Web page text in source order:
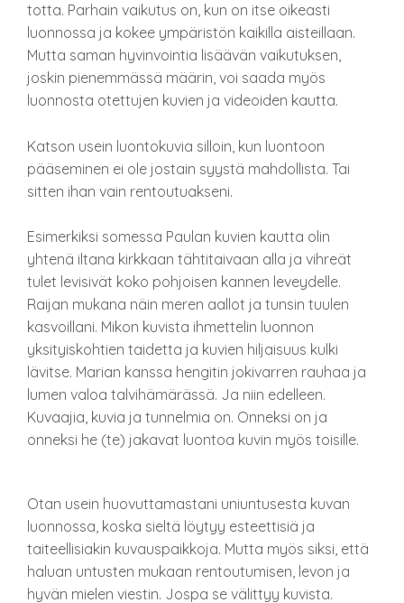
totta. Parhain vaikutus on, kun on itse oikeasti
luonnossa ja kokee ympäristön kaikilla aisteillaan.
Mutta saman hyvinvointia lisäävän vaikutuksen,
joskin pienemmässä määrin, voi saada myös
luonnosta otettujen kuvien ja videoiden kautta.
Katson usein luontokuvia silloin, kun luontoon
pääseminen ei ole jostain syystä mahdollista. Tai
sitten ihan vain rentoutuakseni.
Esimerkiksi somessa Paulan kuvien kautta olin
yhtenä iltana kirkkaan tähtitaivaan alla ja vihreät
tulet levisivät koko pohjoisen kannen leveydelle.
Raijan mukana näin meren aallot ja tunsin tuulen
kasvoillani. Mikon kuvista ihmettelin luonnon
yksityiskohtien taidetta ja kuvien hiljaisuus kulki
lävitse. Marian kanssa hengitin jokivarren rauhaa ja
lumen valoa talvihämärässä. Ja niin edelleen.
Kuvaajia, kuvia ja tunnelmia on. Onneksi on ja
onneksi he (te) jakavat luontoa kuvin myös toisille.
Otan usein huovuttamastani uniuntusesta kuvan
luonnossa, koska sieltä löytyy esteettisiä ja
taiteellisiakin kuvauspaikkoja. Mutta myös siksi, että
haluan untusten mukaan rentoutumisen, levon ja
hyvän mielen viestin. Jospa se välittyy kuvista.